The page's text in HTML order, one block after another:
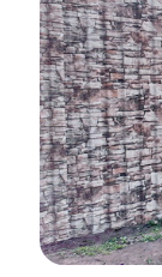
профілю
3 прольоти 4
С8-1150-0,45